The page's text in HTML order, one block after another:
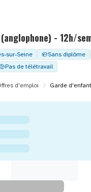
- 12h/
sur-Seine Sans diplôme
Pas de télétravail
d'emploi